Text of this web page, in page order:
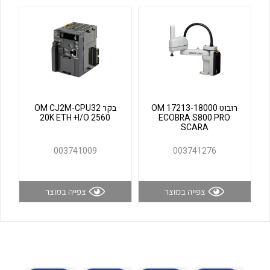
לכל מוצרי היצרן לכל מוצרי היצרן
רובוט OM 17213-18000
ECOBRA S800 PRO
SCARA
003741276
צפייה במוצר
בקר OM CJ2M-CPU32
20K ETH +I/O 2560
003741009
צפייה במוצר